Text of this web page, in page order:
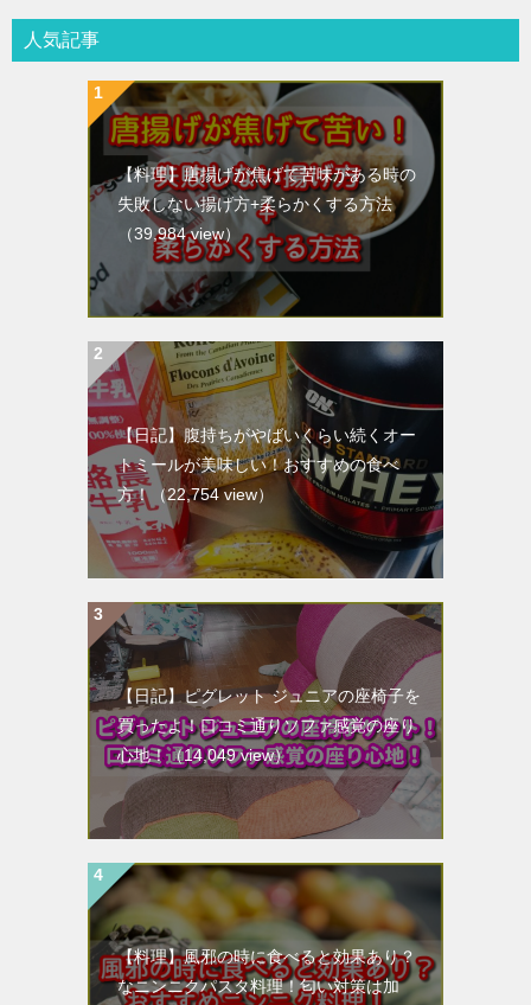
人気記事
【料理】唐揚げが焦げて苦味がある時の
失敗しない揚げ方+柔らかくする方法
（39,984 view）
【日記】腹持ちがやばいくらい続くオー
トミールが美味しい！おすすめの食べ
方！
（22,754 view）
【日記】ピグレット ジュニアの座椅子を
買ったよ！口コミ通りソファ感覚の座り
心地！（14,049 view）
【料理】風邪の時に食べると効果あり？
なニンニクパスタ料理！匂い対策は加